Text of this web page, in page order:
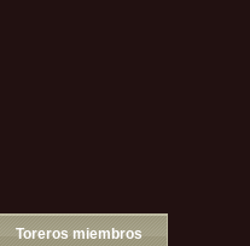
Toreros miembros